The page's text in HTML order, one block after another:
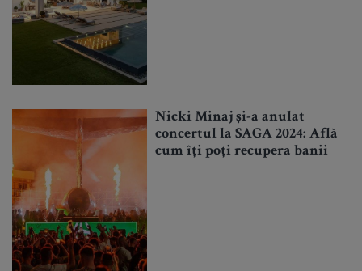
Nicki Minaj și-a anulat
concertul la SAGA 2024: Află
cum îți poți recupera banii